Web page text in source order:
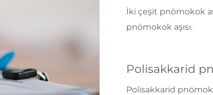
İki çeşit pnömokok
pnömokok aşısı.
Polisakkarid
Polisakkarid